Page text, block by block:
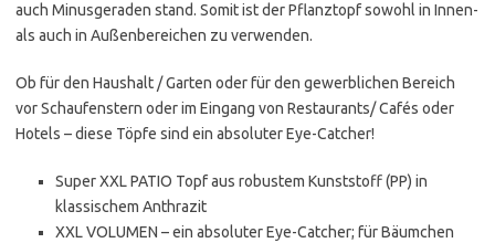
auch Minusgeraden stand. Somit ist der Pflanztopf sowohl in Innen-
als auch in Außenbereichen zu verwenden.
Ob für den Haushalt / Garten oder für den gewerblichen Bereich
vor Schaufenstern oder im Eingang von Restaurants/ Cafés oder
Hotels – diese Töpfe sind ein absoluter Eye-Catcher!
Super XXL PATIO Topf aus robustem Kunststoff (PP) in
klassischem Anthrazit
XXL VOLUMEN – ein absoluter Eye-Catcher; für Bäumchen